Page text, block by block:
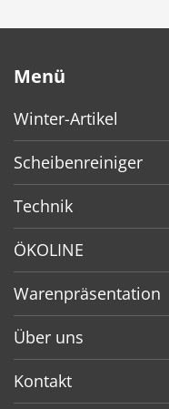
Menü
Winter-Artikel
Scheibenreiniger
Technik
ÖKOLINE
Warenpräsentation
Über uns
Kontakt